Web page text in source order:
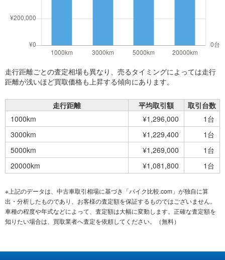
走行距離ごとの査定相場も異なり、売るタイミングによっては走行
距離が浅いほど買取価格も上昇する傾向にあります。
走行距離 平均取引額
取引台数
1000km
¥1,296,000
1台
3000km
¥1,229,400
1台
5000km
¥1,269,000
1台
20000km
¥1,081,800 1台
※上記のデータは、中古車取引相場に基づき「バイク比較.com」が独自に算
出・分析したものであり、お客様の査定額を保証するものではございません。
車種の程度や年式などによって、査定額は大幅に変動します。正確な査定額を
知りたい場合は、買取業者へ査定を依頼してください。（無料）